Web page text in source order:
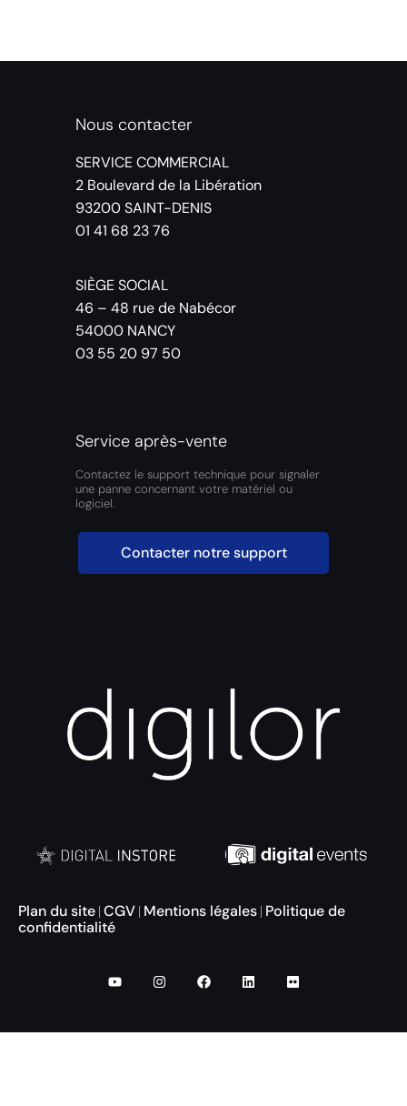
Nous contacter
SERVICE COMMERCIAL
2 Boulevard de la Libération
93200 SAINT-DENIS
01 41 68 23 76
SIÈGE SOCIAL
46 – 48 rue de Nabécor
54000 NANCY
03 55 20 97 50
Service après-vente
Contactez le support technique pour signaler
une panne concernant votre matériel ou
logiciel.
Contacter notre support
Plan du site CGV Mentions légales Politique de
confidentialité